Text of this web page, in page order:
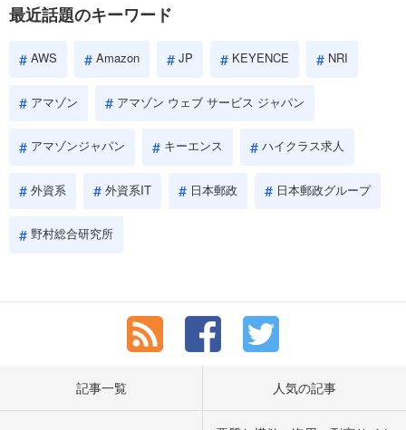
しょう。
最近話題のキーワード
AWS Amazon JP KEYENCE NRI
アマゾン アマゾン ウェブ サービス ジャパン
アマゾンジャパン キーエンス ハイクラス求人
外資系 外資系IT 日本郵政 日本郵政グループ
野村総合研究所
記事一覧 人気の記事